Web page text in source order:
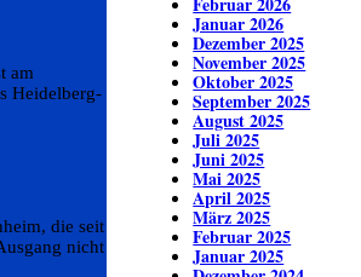
am
Heidelberg-
die seit
nicht
Januar 2026
Dezember 2025
November 2025
Oktober 2025
September 2025
August 2025
Juli 2025
Juni 2025
Mai 2025
April 2025
März 2025
Februar 2025
Januar 2025